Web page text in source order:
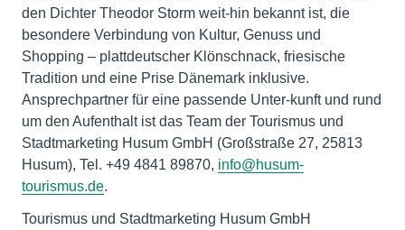
den Dichter Theodor Storm weit-hin bekannt ist, die
besondere Verbindung von Kultur, Genuss und
Shopping – plattdeutscher Klönschnack, friesische
Tradition und eine Prise Dänemark inklusive.
Ansprechpartner für eine passende Unter-kunft und rund
um den Aufenthalt ist das Team der Tourismus und
Stadtmarketing Husum GmbH (Großstraße 27, 25813
Husum), Tel. +49 4841 89870, info@husum-
tourismus.de.
Tourismus und Stadtmarketing Husum GmbH